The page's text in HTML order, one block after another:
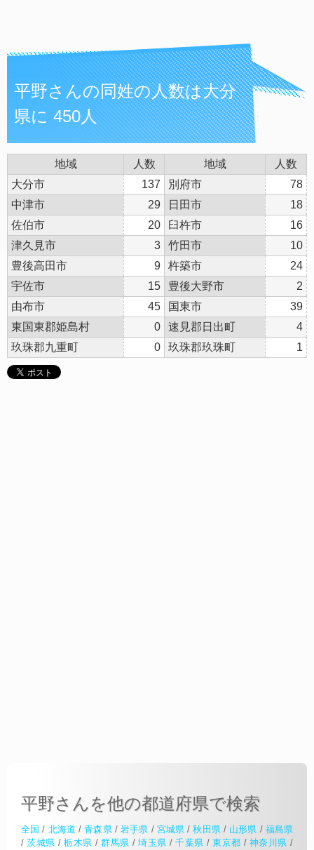
平野さんの同姓の人数は大分
県に 450人
地域 人数 地域
人数
大分市
137 別府市
78
中津市
29 日田市
18
佐伯市
20 臼杵市
16
津久見市
3 竹田市
10
豊後高田市
9 杵築市
24
宇佐市
15 豊後大野市
2
由布市
45 国東市
39
東国東郡姫島村
0 速見郡日出町
4
玖珠郡九重町
0 玖珠郡玖珠町 1
平野さんを他の都道府県で検索
全国 / 北海道 /青森県/ 岩手県 / 宮城県 /秋田県/ 山形県 / 福島県
/茨城県 /栃木県 /群馬県 /埼玉県 /千葉県 /東京都 /神奈川県 /